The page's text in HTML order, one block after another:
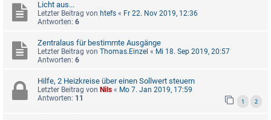
Licht aus...
Letzter Beitrag von htefs « Fr 22. Nov 2019, 12:36
Antworten: 6
Zentralaus für bestimmte Ausgänge
Letzter Beitrag von Thomas.Einzel « Mi 18. Sep 2019, 20:57
Antworten: 6
Hilfe, 2 Heizkreise über einen Sollwert steuern
Letzter Beitrag von Nils « Mo 7. Jan 2019, 17:59
Antworten: 11 1 2